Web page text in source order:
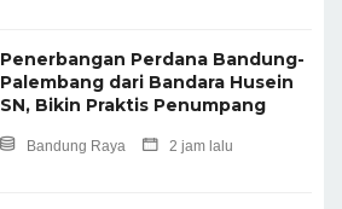
Penerbangan Perdana Bandung-
Palembang dari Bandara Husein
SN, Bikin Praktis Penumpang
Bandung Raya 2 jam lalu